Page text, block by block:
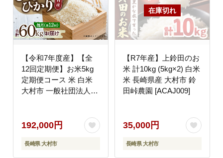
【令和7年度産】【全
12回定期便】お米5kg
定期便コース 米 白米
大村市 一般社団法人大
192,000円
長崎県 大村市
【R7年産】上鈴田のお
米 計10kg (5kg×2) 白米
米 長崎県産 大村市 鈴
田峠農園 [ACAJ009]
35,000円
長崎県 大村市